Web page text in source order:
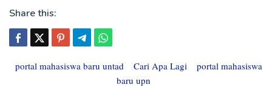
Share this:
portal mahasiswa baru untad Cari Apa Lagi
portal mahasiswa
baru upn